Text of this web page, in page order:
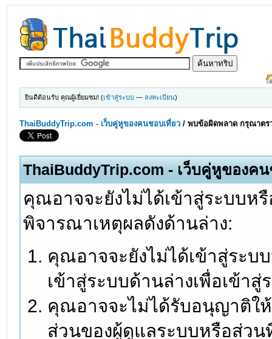
ยินดีต้อนรับ คุณผู้เยี่ยมชม! (เข้าสู่ระบบ — ลงทะเบียน)
ThaiBuddyTrip.com - เว็บคู่หูของคนชอบเที่ยว /พบข้อผิดพลาด กรุณาตร
ThaiBuddyTrip.com - เว็บคู่หูของค
คุณอาจจะยังไม่ได้เข้าสู่ระบบ
พิจารณาเหตุผลดังด้านล่าง:
คุณอาจจะยังไม่ได้เข้าสู่ระบ
เข้าสู่ระบบด้านล่างเพื่อเข้า
คุณอาจจะไม่ได้รับอนุญาติใ
ส่วนของผู้ดูแลระบบหรือส่ว